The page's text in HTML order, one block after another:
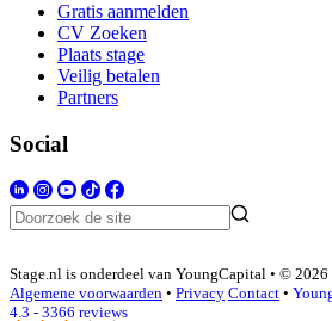
Gratis aanmelden
CV Zoeken
Plaats stage
Veilig betalen
Partners
Social
Stage.nl is onderdeel van YoungCapital • ©
Algemene voorwaarden • Privacy Contact •
4.3 - 3366 reviews